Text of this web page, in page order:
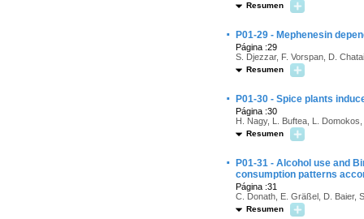
Resumen
· P01-29 - Mephenesin
Página :29
S. Djezzar, F. Vorspan, D.
Resumen
· P01-30 - Spice plants
Página :30
H. Nagy, L. Buftea, L. Domokos,
Resumen
·
P01-31 - Alcohol use and
consumption patterns
Página :31
C. Donath, E. Gräßel, D. Baier,
Resumen